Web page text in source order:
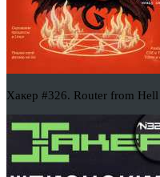
Хакер #326. Router from Hell